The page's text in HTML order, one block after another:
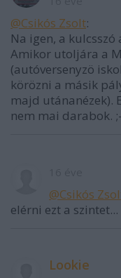
@Csikós Zsolt:
Na igen, a kulcsszó
Amikor utoljára a
(autóversenyzö
körözni a másik
majd utánanézek).
nem mai darabok.
@Csikós
elérni ezt a szintet...
Lookie